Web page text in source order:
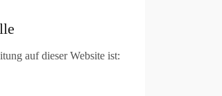
auf dieser Website ist: